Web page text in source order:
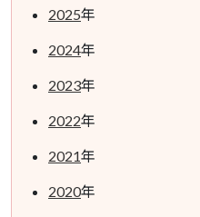
2025年
2024年
2023年
2022年
2021年
2020年